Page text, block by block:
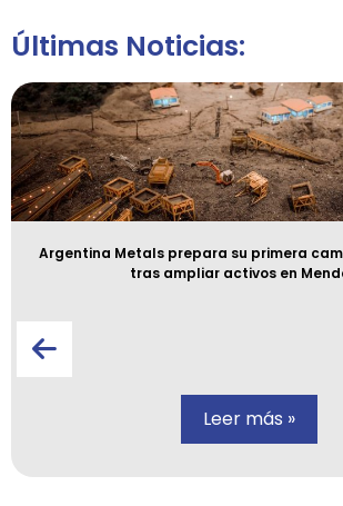
Últimas Noticias:
Argentina Metals prepara su primera
tras ampliar activos en
Leer más »